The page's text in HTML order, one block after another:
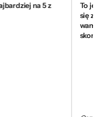
na 5 z
To jest to
się
wam za